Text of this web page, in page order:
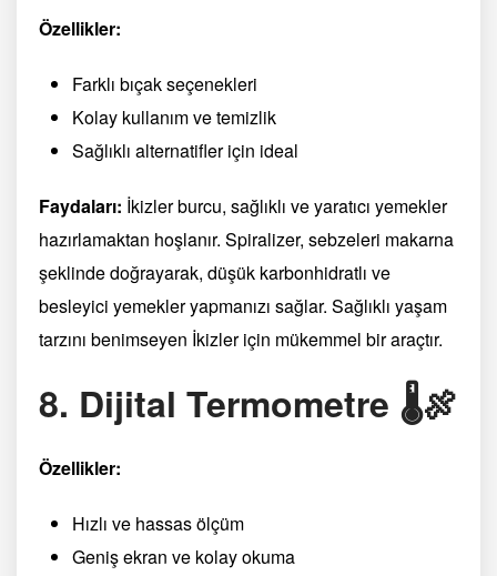
Özellikler:
Farklı bıçak seçenekleri
Kolay kullanım ve temizlik
Sağlıklı alternatifler için ideal
Faydaları: İkizler burcu, sağlıklı ve yaratıcı yemekler
hazırlamaktan hoşlanır. Spiralizer, sebzeleri makarna
şeklinde doğrayarak, düşük karbonhidratlı ve
besleyici yemekler yapmanızı sağlar. Sağlıklı yaşam
tarzını benimseyen İkizler için mükemmel bir araçtır.
8. Dijital Termometre 🌡️🍖
Özellikler:
Hızlı ve hassas ölçüm
Geniş ekran ve kolay okuma